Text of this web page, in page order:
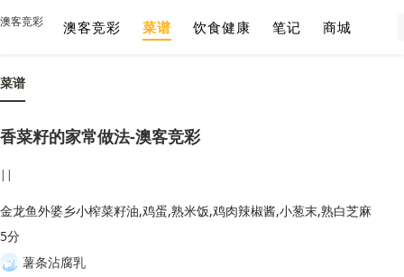
澳客竞彩 澳客竞彩 菜谱 饮食健康 笔记 商城
菜谱
香菜籽的家常做法-澳客竞彩
||
金龙鱼外婆乡小榨菜籽油,鸡蛋,熟米饭,鸡肉辣椒酱,小葱末,熟白芝麻
5分
薯条沾腐乳